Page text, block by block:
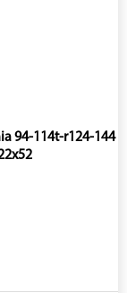
94-114t-r124-144